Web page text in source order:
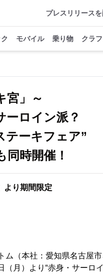
プレスリリース
モバイル 乗り物 クラ
宮」～
ーロイン派？
テーキフェア”
より期間限定
（本社：愛知県名古屋市
月）より“赤身・サーロ